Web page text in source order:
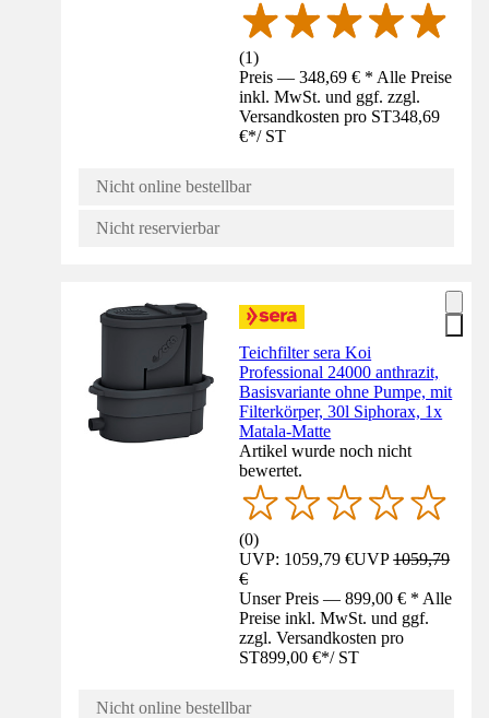
(1)
Preis — 348,69 € * Alle Preise
inkl. MwSt. und ggf. zzgl.
Versandkosten pro ST348,69
€*/ ST
Nicht online bestellbar
Nicht reservierbar
Teichfilter sera Koi
Professional 24000 anthrazit,
Basisvariante ohne Pumpe, mit
Filterkörper, 30l Siphorax, 1x
Matala-Matte
Artikel wurde noch nicht
bewertet.
(0)
UVP: 1059,79 €UVP1059,79
€
Unser Preis — 899,00 € * Alle
Preise inkl. MwSt. und ggf.
zzgl. Versandkosten pro
ST899,00 €*/ ST
Nicht online bestellbar